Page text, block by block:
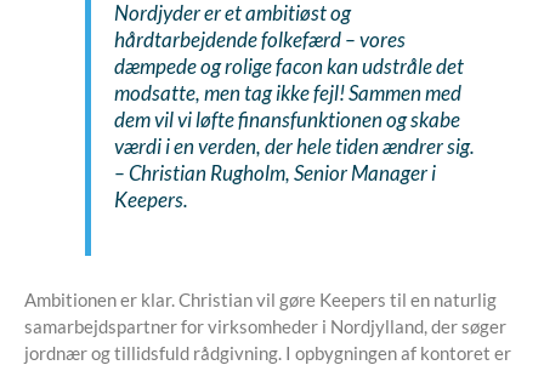
Nordjyder er et ambitiøst og
hårdtarbejdende folkefærd – vores
dæmpede og rolige facon kan udstråle det
modsatte, men tag ikke fejl! Sammen med
dem vil vi løfte finansfunktionen og skabe
værdi i en verden, der hele tiden ændrer sig.
– Christian Rugholm, Senior Manager i
Keepers.
Ambitionen er klar. Christian vil gøre Keepers til en naturlig
samarbejdspartner for virksomheder i Nordjylland, der søger
jordnær og tillidsfuld rådgivning. I opbygningen af kontoret er